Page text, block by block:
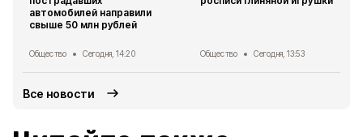
автомобилей направили
свыше 50 млн рублей
Общество Сегодня, 14:20 Общество Сегодня, 13:53
Все новости